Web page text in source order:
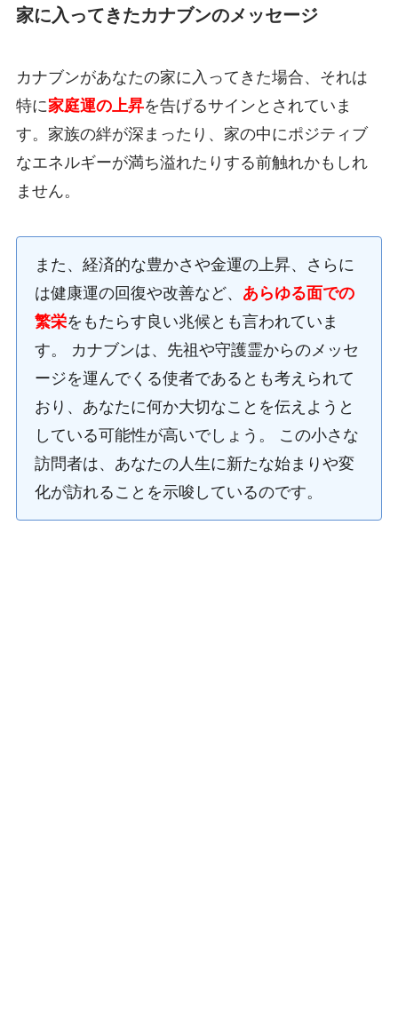
家に入ってきたカナブンのメッセージ
カナブンがあなたの家に入ってきた場合、それは
特に家庭運の上昇を告げるサインとされていま
す。家族の絆が深まったり、家の中にポジティブ
なエネルギーが満ち溢れたりする前触れかもしれ
ません。
また、経済的な豊かさや金運の上昇、さらに
は健康運の回復や改善など、 あらゆる面での
繁栄をもたらす良い兆候とも言われていま
す。 カナブンは、先祖や守護霊からのメッセ
ージを運んでくる使者であるとも考えられて
おり、あなたに何か大切なことを伝えようと
している可能性が高いでしょう。 この小さな
訪問者は、あなたの人生に新たな始まりや変
化が訪れることを示唆しているのです。